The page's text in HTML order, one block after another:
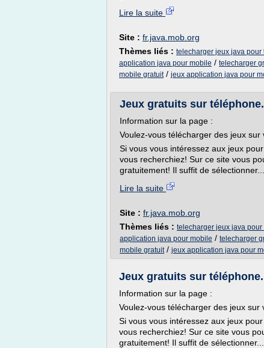
Lire la suite
Site : fr.java.mob.org
Thèmes liés : telecharger jeux java
application java pour mobile / telecharger
mobile gratuit/ jeux application java pour
Jeux gratuits sur
Information sur la page :
Voulez-vous télécharger des jeux
Si vous vous intéressez aux jeux
vous recherchiez! Sur ce site vous
gratuitement! Il suffit de sélectionner...
Lire la suite
Site : fr.java.mob.org
Thèmes liés : telecharger jeux java
application java pour mobile / telecharger
mobile gratuit/ jeux application java pour
Jeux gratuits sur
Information sur la page :
Voulez-vous télécharger des jeux
Si vous vous intéressez aux jeux
vous recherchiez! Sur ce site vous
gratuitement! Il suffit de sélectionner...